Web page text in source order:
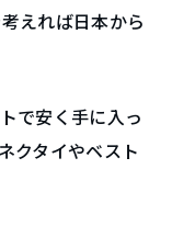
えれば日本から
で安く手に入っ
クタイやベスト